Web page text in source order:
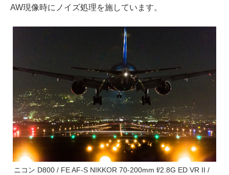
AW現像時にノイズ処理を施しています。
ニコン D800 / FE AF-S NIKKOR 70-200mm f/2.8G ED VR II /